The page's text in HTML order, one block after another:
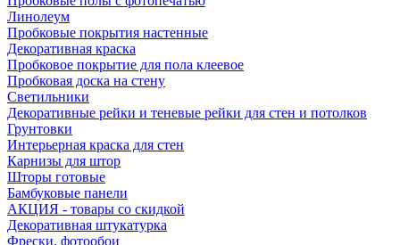
Линолеум
Пробковые покрытия настенные
Декоративная краска
Пробковое покрытие для пола клеевое
Пробковая доска на стену
Светильники
Декоративные рейки и теневые рейки для стен и потолков
Грунтовки
Интерьерная краска для стен
Карнизы для штор
Шторы готовые
Бамбуковые панели
АКЦИЯ - товары со скидкой
Декоративная штукатурка
Фрески, фотообои